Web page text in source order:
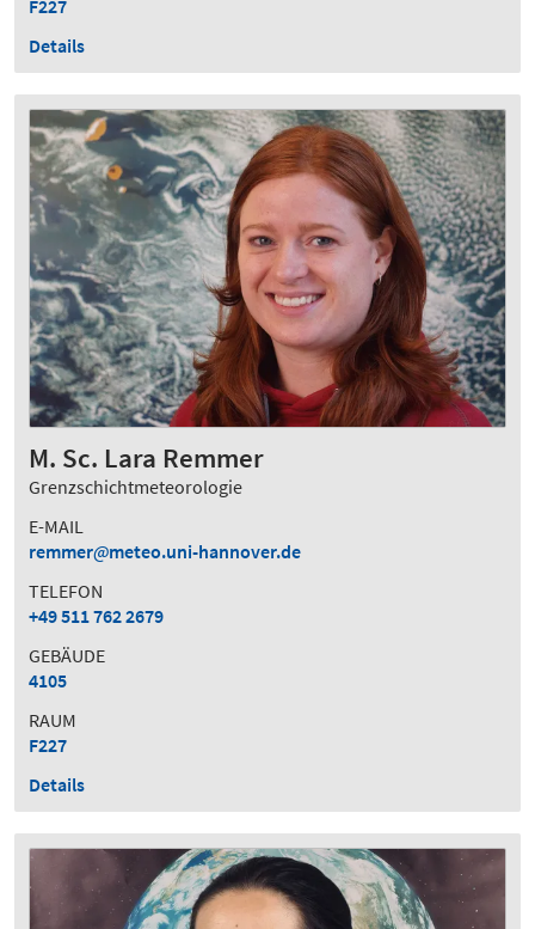
F227
Details
M. Sc. Lara Remmer
Grenzschichtmeteorologie
E-MAIL
remmer
meteo.uni-hannover.de
TELEFON
+49 511 762 2679
GEBÄUDE
4105
RAUM
F227
Details